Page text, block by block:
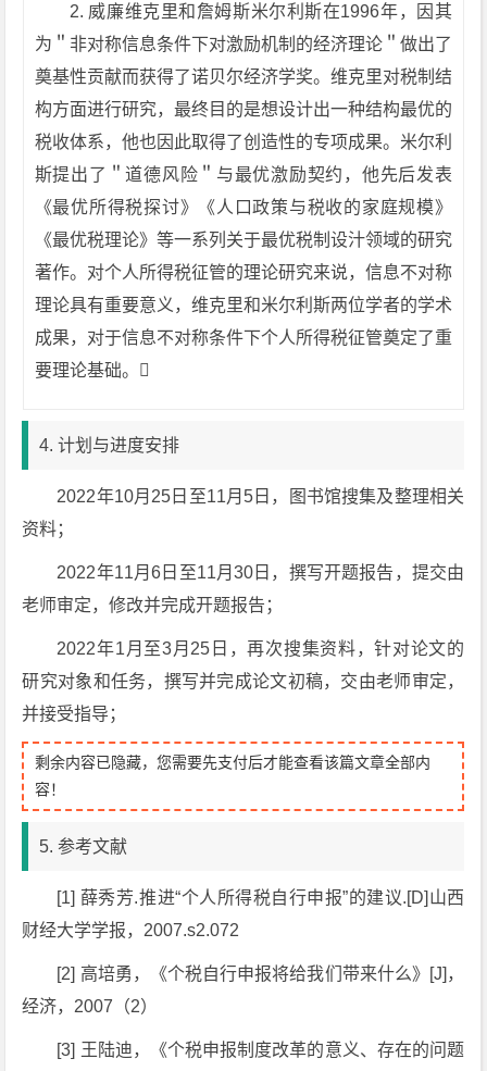
2. 威廉维克里和詹姆斯米尔利斯在1996年，因其
为＂非对称信息条件下对激励机制的经济理论＂做出了
奠基性贡献而获得了诺贝尔经济学奖。维克里对税制结
构方面进行研究，最终目的是想设计出一种结构最优的
税收体系，他也因此取得了创造性的专项成果。米尔利
斯提出了＂道德风险＂与最优激励契约，他先后发表
《最优所得税探讨》《人口政策与税收的家庭规模》
《最优税理论》等一系列关于最优税制设汁领域的研究
著作。对个人所得税征管的理论研究来说，信息不对称
理论具有重要意义，维克里和米尔利斯两位学者的学术
成果，对于信息不对称条件下个人所得税征管奠定了重
要理论基础。
4. 计划与进度安排
2022年10月25日至11月5日，图书馆搜集及整理相关
资料；
2022年11月6日至11月30日，撰写开题报告，提交由
老师审定，修改并完成开题报告；
2022年1月至3月25日，再次搜集资料，针对论文的
研究对象和任务，撰写并完成论文初稿，交由老师审定，
并接受指导；
剩余内容已隐藏，您需要先支付后才能查看该篇文章全部内
容！
5. 参考文献
[1] 薛秀芳.推进“个人所得税自行申报”的建议.[D]山西
财经大学学报，2007.s2.072
[2] 高培勇，《个税自行申报将给我们带来什么》[J]，
经济，2007（2）
[3] 王陆迪，《个税申报制度改革的意义、存在的问题